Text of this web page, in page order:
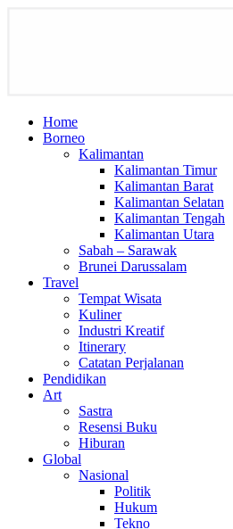
Home
Borneo
Kalimantan
Kalimantan Timur
Kalimantan Barat
Kalimantan Selatan
Kalimantan Tengah
Kalimantan Utara
Sabah – Sarawak
Brunei Darussalam
Travel
Tempat Wisata
Kuliner
Industri Kreatif
Itinerary
Catatan Perjalanan
Pendidikan
Art
Sastra
Resensi Buku
Hiburan
Global
Nasional
Politik
Hukum
Tekno